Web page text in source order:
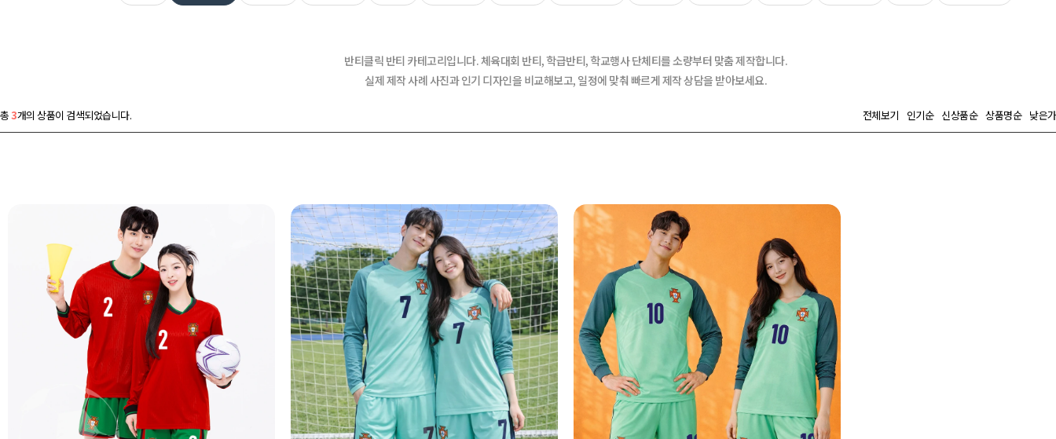
반티클릭 반티 카테고리입니다. 체육대회 반티, 학급반티, 학교행사 단체티를 소량부터 맞춤 제작합니다.
실제 제작 사례 사진과 인기 디자인을 비교해보고, 일정에 맞춰 빠르게 제작 상담을 받아보세요.
총3개의 상품이 검색되었습니다. 전체보기 인기순 신상품순 상품명순 낮은